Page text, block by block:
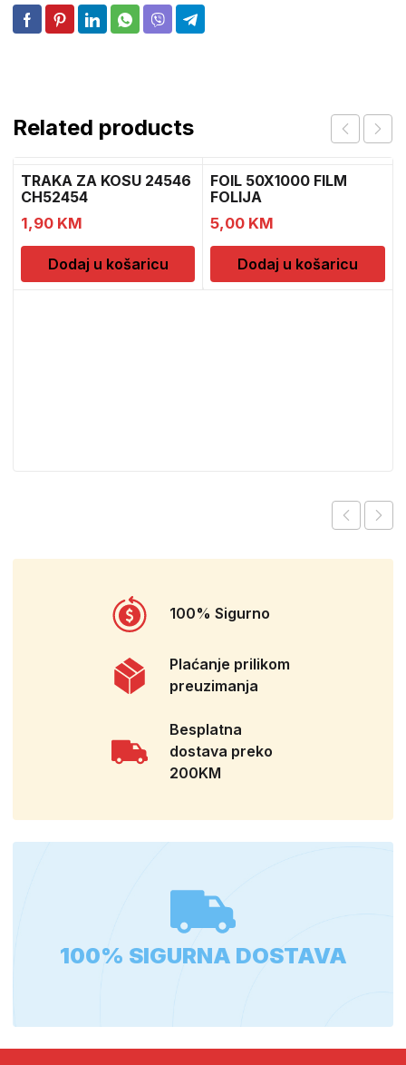
Related products
TRAKA ZA KOSU 24546
CH52454
1,90 KM
Dodaj u košaricu
FOIL 50X1000 FILM
FOLIJA
5,00 KM
Dodaj u košaricu
100% Sigurno
Plaćanje prilikom
preuzimanja
Besplatna
dostava preko
200KM
100% SIGURNA DOSTAVA